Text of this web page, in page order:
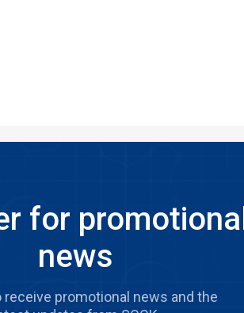
for promotional
news
receive promotional news and the